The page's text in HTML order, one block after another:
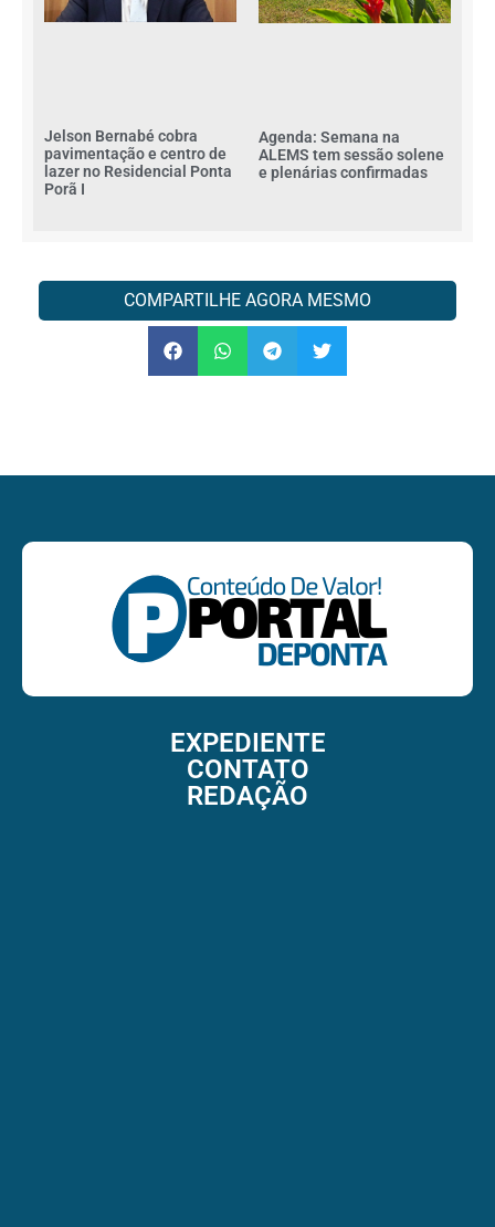
Jelson Bernabé cobra
pavimentação e centro de
lazer no Residencial Ponta
Porã I
Agenda: Semana na
ALEMS tem sessão solene
e plenárias confirmadas
COMPARTILHE AGORA MESMO
EXPEDIENTE
CONTATO
REDAÇÃO